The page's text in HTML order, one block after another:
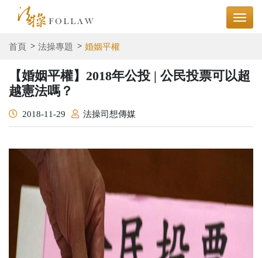
首頁 法操專題 婚姻平權
【婚姻平權】2018年公投 | 公民投票可以超
越憲法嗎？
2018-11-29 法操司想傳媒